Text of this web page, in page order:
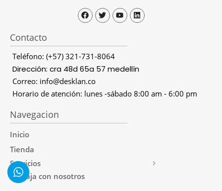
Contacto
Teléfono: (+57) 321-731-8064
Dirección: cra 48d 65a 57 medellín
Correo: info@desklan.co
Horario de atención: lunes -sábado 8:00 am - 6:00 pm
Navegacion
Inicio
Tienda
Servicios
Trabaja con nosotros